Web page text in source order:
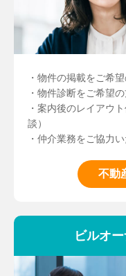
・物件の掲載をご希
・物件診断をご希望
・案内後のレイアウ
談）
・仲介業務をご協力
不動
ビルオ